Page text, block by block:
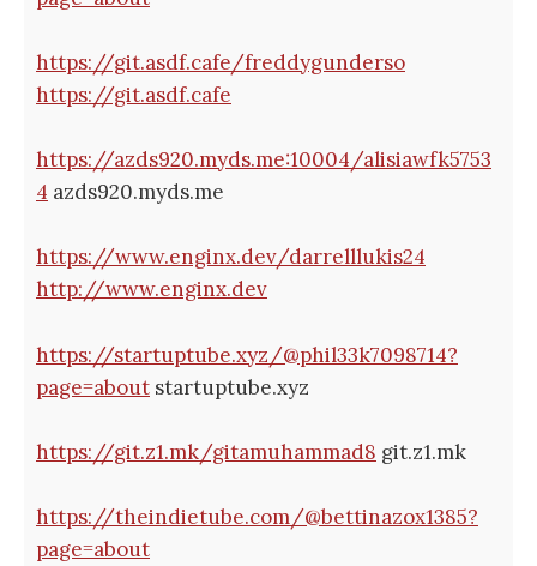
https://git.asdf.cafe/freddygunderso
https://git.asdf.cafe
https://azds920.myds.me:10004/alisiawfk5753
4 azds920.myds.me
https://www.enginx.dev/darrelllukis24
http://www.enginx.dev
https://startuptube.xyz/@phil33k7098714?
page=about startuptube.xyz
https://git.z1.mk/gitamuhammad8 git.z1.mk
https://theindietube.com/@bettinazox1385?
page=about